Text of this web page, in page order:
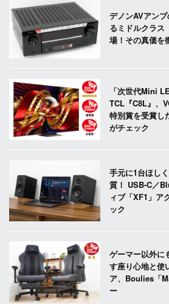
デノンAVアン
るミドルクラス
場！その真価を
「次世代Mini
TCL『C8L』、
特別賞を受賞し
がチェック
手元に1台ほし
質！ USB-C／
ィブ「XF1」ア
ック
ゲーマー以外に
す座り心地と使
ア、Boulies「
ー